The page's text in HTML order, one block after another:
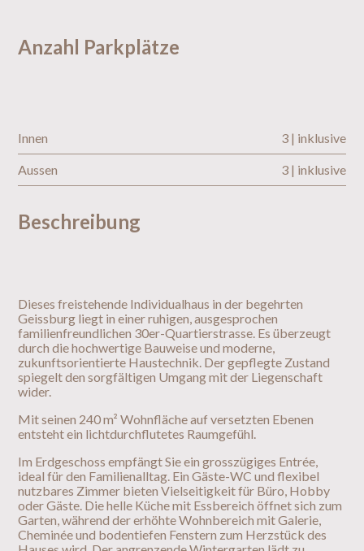
Anzahl Parkplätze
Innen 3 | inklusive
Aussen 3 | inklusive
Beschreibung
Dieses freistehende Individualhaus in der begehrten
Geissburg liegt in einer ruhigen, ausgesprochen
familienfreundlichen 30er-Quartierstrasse. Es überzeugt
durch die hochwertige Bauweise und moderne,
zukunftsorientierte Haustechnik. Der gepflegte Zustand
spiegelt den sorgfältigen Umgang mit der Liegenschaft
wider.
Mit seinen 240 m² Wohnfläche auf versetzten Ebenen
entsteht ein lichtdurchflutetes Raumgefühl.
Im Erdgeschoss empfängt Sie ein grosszügiges Entrée,
ideal für den Familienalltag. Ein Gäste-WC und flexibel
nutzbares Zimmer bieten Vielseitigkeit für Büro, Hobby
oder Gäste. Die helle Küche mit Essbereich öffnet sich zum
Garten, während der erhöhte Wohnbereich mit Galerie,
Cheminée und bodentiefen Fenstern zum Herzstück des